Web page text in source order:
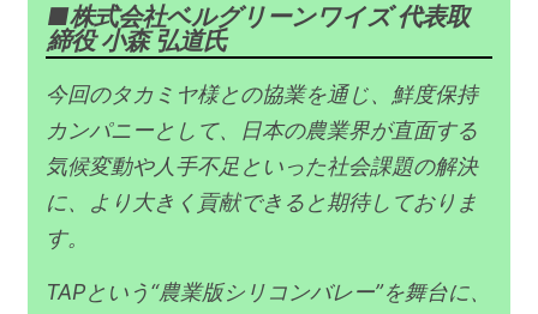
株式会社ベルグリーンワイズ 代表取
締役 小森 弘道氏
今回のタカミヤ様との協業を通じ、鮮度保持
カンパニーとして、日本の農業界が直面する
気候変動や人手不足といった社会課題の解決
に、より大きく貢献できると期待しておりま
す。​
TAPという“農業版シリコンバレー”を舞台に、